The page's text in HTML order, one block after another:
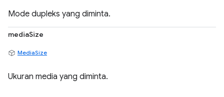
Mode dupleks yang diminta.
mediaSize
MediaSize
Ukuran media yang diminta.